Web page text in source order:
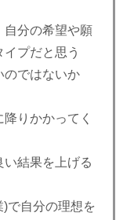
分の希望や願
プだと思う
ではないか
りかかってく
結果を上げる
)で自分の理想を